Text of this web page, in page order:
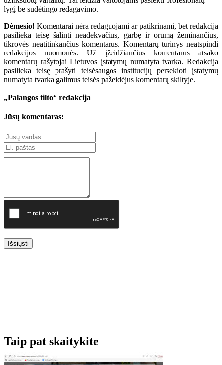
lygį be sudėtingo redagavimo.
Dėmesio! Komentarai nėra redaguojami ar patikrinami, bet redakcija
pasilieka teisę šalinti neadekvačius, garbę ir orumą žeminančius,
tikrovės neatitinkančius komentarus. Komentarų turinys neatspindi
redakcijos nuomonės. Už įžeidžiančius komentarus atsako
komentarų rašytojai Lietuvos įstatymų numatyta tvarka. Redakcija
pasilieka teisę prašyti teisėsaugos institucijų persekioti įstatymų
numatyta tvarka galimus teisės pažeidėjus komentarų skiltyje.
„Palangos tilto“ redakcija
Jūsų komentaras:
Išsiųsti
Taip pat skaitykite